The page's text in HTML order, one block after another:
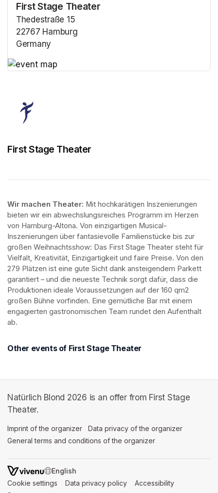
First Stage Theater
Thedestraße 15
22767 Hamburg
Germany
First Stage Theater
Wir machen Theater: Mit hochkarätigen Inszenierungen
bieten wir ein abwechslungsreiches Programm im Herzen
von Hamburg-Altona. Von einzigartigen Musical-
Inszenierungen über fantasievolle Familienstücke bis zur
großen Weihnachtsshow: Das First Stage Theater steht für
Vielfalt, Kreativität, Einzigartigkeit und faire Preise. Von den
279 Plätzen ist eine gute Sicht dank ansteigendem Parkett
garantiert – und die neueste Technik sorgt dafür, dass die
Produktionen ideale Voraussetzungen auf der 160 qm2
großen Bühne vorfinden. Eine gemütliche Bar mit einem
engagierten gastronomischen Team rundet den Aufenthalt
ab.
Other events of First Stage Theater
Natürlich Blond 2026 is an offer from First Stage
Theater.
Imprint of the organizer (opens in a new tab)
Data privacy of the organizer
General terms and conditions of the organizer
SWITCH LANGUAGE
Cookie settings (opens in a new tab)
Data privacy policy (opens in a new tab)
Accessibility